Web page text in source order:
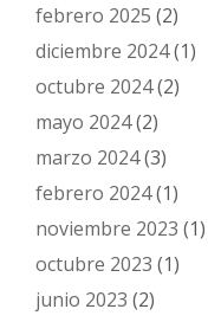
febrero 2025 (2)
diciembre 2024(1)
octubre 2024(2)
mayo 2024(2)
marzo 2024(3)
febrero 2024(1)
noviembre 2023 (1)
octubre 2023 (1)
junio 2023 (2)